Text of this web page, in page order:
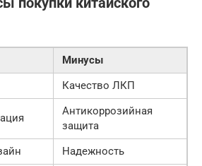
Минусы
Качество ЛКП
Антикоррозийная
защита
Надежность